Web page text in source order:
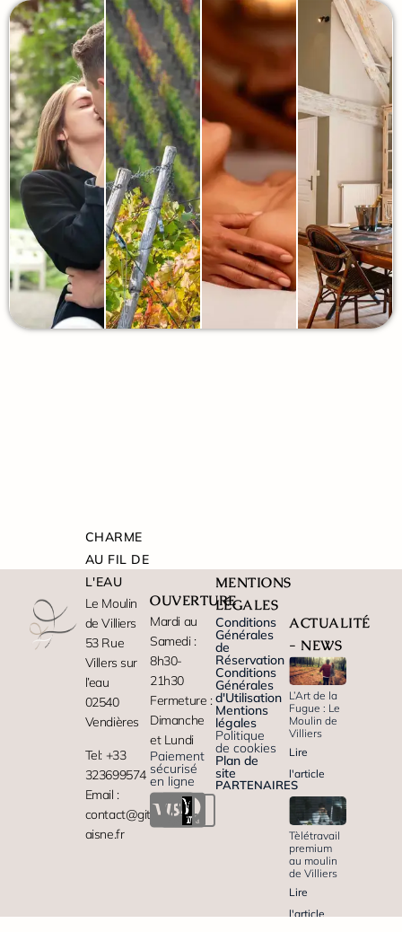
CHARME
AU FIL DE
L'EAU
Le Moulin
de Villiers
53 Rue
Villers sur
l’eau
02540
Vendières
Tel: +33
323699574
Email :
contact@gite-
aisne.fr
OUVERTURE
Mardi au
Samedi :
8h30-
21h30
Fermeture :
Dimanche
et Lundi
Paiement
sécurisé
en ligne
MENTIONS
LÉGALES
Conditions
Générales
de
Réservation
Conditions
Générales
d'Utilisation
Mentions
légales
Politique
de cookies
Plan de
site
PARTENAIRES
ACTUALITÉ
- NEWS
L’Art de la
Fugue : Le
Moulin de
Villiers
Lire
l'article
Tèlétravail
premium
au moulin
de Villiers
Lire
l'article